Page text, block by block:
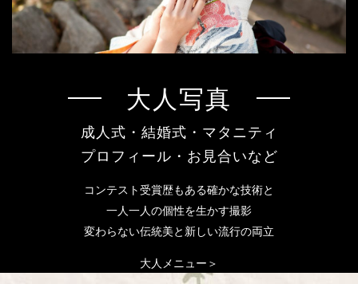
大人写真
成人式・結婚式・マタニティ
プロフィール・お見合いなど
コンテスト受賞歴もある確かな技術と
一人一人の個性を生かす撮影
変わらない伝統美と新しい流行の両立
大人メニュー＞